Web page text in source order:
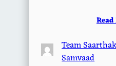
Team
Samvaad